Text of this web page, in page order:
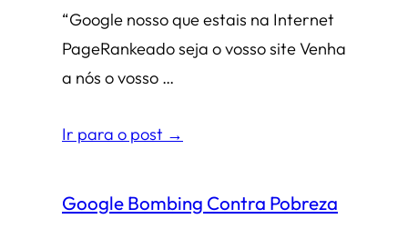
“Google nosso que estais na Internet
PageRankeado seja o vosso site Venha
a nós o vosso …
Ir para o post →
Google Bombing Contra Pobreza